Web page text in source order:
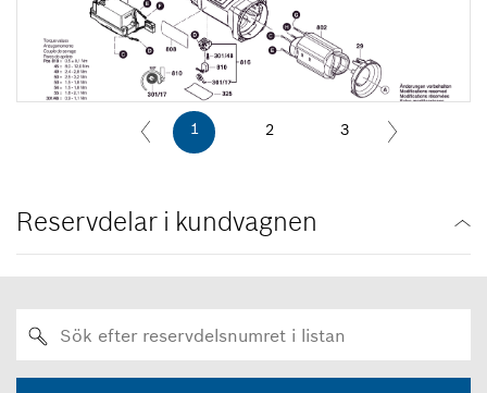
1 2 3
Reservdelar i kundvagnen